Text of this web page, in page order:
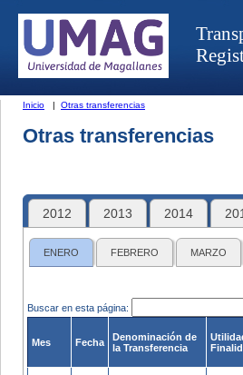
Inicio | Otras transferencias
Otras transferencias
2012 2013 2014
ENERO FEBRERO MARZO
Buscar en esta página:
Mes Fecha
Denominación de
la Transferencia